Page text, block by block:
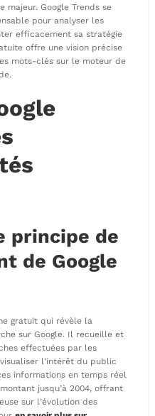
majeur. Google Trends se
pour analyser les
efficacement sa stratégie
offre une vision précise
mots-clés sur le moteur de
principe de
de Google
gratuit qui révèle la
sur Google. Il recueille et
effectuées par les
l’intérêt du public
informations en temps réel
jusqu’à 2004, offrant
sur l’évolution des